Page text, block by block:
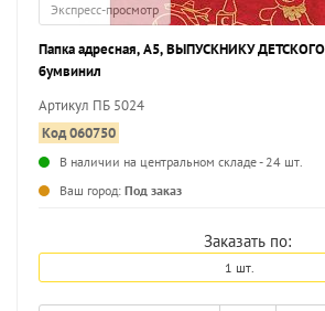
Экспресс-просмотр
Папка адресная, А5, ВЫПУСКНИКУ
бумвинил
Артикул ПБ 5024
Код 060750
В наличии на центральном складе - 24 шт.
Ваш город: Под заказ
Заказать по:
1 шт.